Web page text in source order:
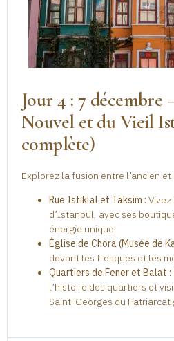
Jour 4 : 7 décembre
Nouvel et du Vieil
complète)
Explorez la fusion entre l’ancien et
Rue Istiklal et Taksim :
d’Istanbul, avec ses
énergie unique.
Église de Chora (Musée de
devant les fresques et les
Quartiers de Fener et Balat :
l’histoire des quartiers et
Saint-Georges du